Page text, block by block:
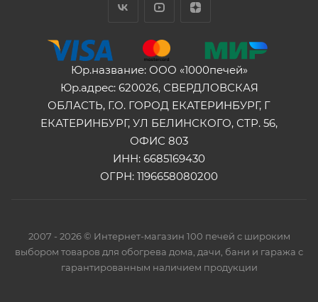
Юр.название: ООО «1000печей»
Юр.адрес: 620026, СВЕРДЛОВСКАЯ
ОБЛАСТЬ, Г.О. ГОРОД ЕКАТЕРИНБУРГ, Г
ЕКАТЕРИНБУРГ, УЛ БЕЛИНСКОГО, СТР. 56,
ОФИС 803
ИНН: 6685169430
ОГРН: 1196658080200
2007 - 2026 © Интернет-магазин 100 печей с широким
выбором товаров для обогрева дома, дачи, бани и гаража с
гарантированным наличием продукции